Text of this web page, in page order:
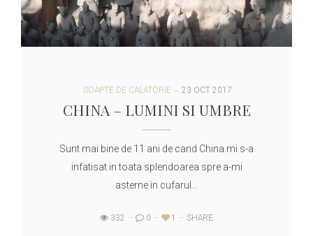
SOAPTE DE CALATORIE 23 OCT 2017
CHINA – LUMINI SI UMBRE
Sunt mai bine de 11 ani de cand China mi s-a
infatisat in toata splendoarea spre a-mi
asterne in cufarul…
332 0 1 SHARE